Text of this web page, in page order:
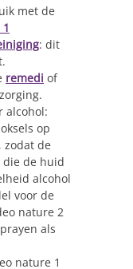
met de
: dit
remedi of
alcohol:
op
zodat de
die de huid
alcohol
voor de
nature 2
als
nature 1